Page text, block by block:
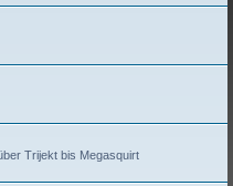
Trijekt bis Megasquirt